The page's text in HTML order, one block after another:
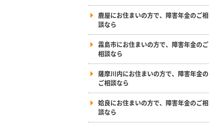
鹿屋にお住まいの方で、障害年金のご相
談なら
霧島市にお住まいの方で、障害年金のご
相談なら
薩摩川内にお住まいの方で、障害年金の
ご相談なら
姶良にお住まいの方で、障害年金のご相
談なら